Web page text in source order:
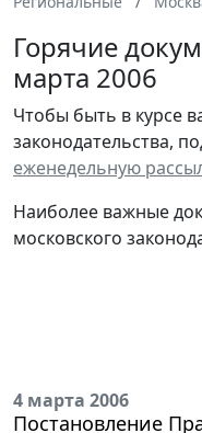
Горячие
марта 2006
Чтобы быть в курсе
законодательства,
еженедельную
Наиболее важные
московского
4 марта 2006
Постановление